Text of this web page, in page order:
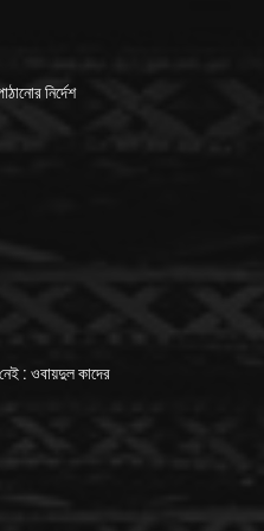
নির্দেশ
: ওবায়দুল কাদের